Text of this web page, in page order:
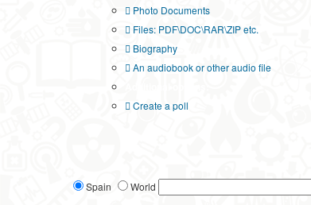
Photo Documents
Files: PDF\DOC\RAR\ZIP etc.
Biography
An audiobook or other audio file
Create a poll
Spain World